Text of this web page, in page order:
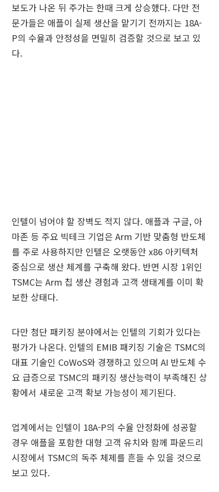
보도가 나온 뒤 주가는 한때 크게 상승했다. 다만 전
문가들은 애플이 실제 생산을 맡기기 전까지는 18A-
P의 수율과 안정성을 면밀히 검증할 것으로 보고 있
다.
인텔이 넘어야 할 장벽도 적지 않다. 애플과 구글, 아
마존 등 주요 빅테크 기업은 Arm 기반 맞춤형 반도체
를 주로 사용하지만 인텔은 오랫동안 x86 아키텍처
중심으로 생산 체계를 구축해 왔다. 반면 시장 1위인
TSMC는 Arm 칩 생산 경험과 고객 생태계를 이미 확
보한 상태다.
다만 첨단 패키징 분야에서는 인텔의 기회가 있다는
평가가 나온다. 인텔의 EMIB 패키징 기술은 TSMC의
대표 기술인 CoWoS와 경쟁하고 있으며 AI 반도체 수
요 급증으로 TSMC의 패키징 생산능력이 부족해진 상
황에서 새로운 고객 확보 가능성이 제기된다.
업계에서는 인텔이 18A-P의 수율 안정화에 성공할
경우 애플을 포함한 대형 고객 유치와 함께 파운드리
시장에서 TSMC의 독주 체제를 흔들 수 있을 것으로
보고 있다.